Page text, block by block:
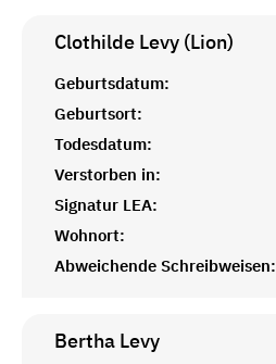
Clothilde Levy (Lion)
Geburtsdatum:
Geburtsort:
Todesdatum:
Verstorben in:
Signatur LEA:
Wohnort:
Abweichende Schreibweisen:
Bertha Levy